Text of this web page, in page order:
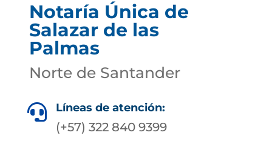
Notaría Única de
Salazar de las
Palmas
Norte de Santander
 Líneas de atención:
(+57) 322 840 9399